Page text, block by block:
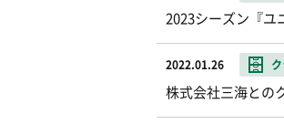
2023シーズン『ユ
2022.01.26
株式会社三海との